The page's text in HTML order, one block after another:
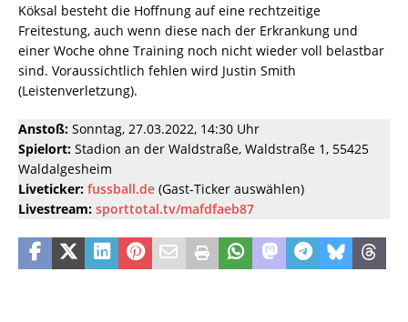
Köksal besteht die Hoffnung auf eine rechtzeitige
Freitestung, auch wenn diese nach der Erkrankung und
einer Woche ohne Training noch nicht wieder voll belastbar
sind. Voraussichtlich fehlen wird Justin Smith
(Leistenverletzung).
Anstoß: Sonntag, 27.03.2022, 14:30 Uhr
Spielort: Stadion an der Waldstraße, Waldstraße 1, 55425
Waldalgesheim
Liveticker: fussball.de (Gast-Ticker auswählen)
Livestream: sporttotal.tv/mafdfaeb87